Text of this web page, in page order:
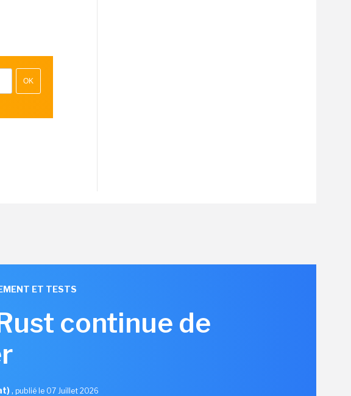
OK
ET TESTS
continue de
, publié le 07 Juillet 2026